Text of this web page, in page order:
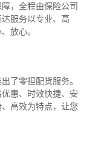
，全程由保险公司
服务以专业、高
放心。
了零担配货服务。
惠、时效快捷、安
高效为特点，让您